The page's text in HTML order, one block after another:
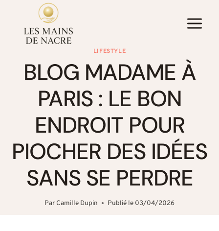
contenu
LIFESTYLE
BLOG MADAME À
PARIS : LE BON
ENDROIT POUR
PIOCHER DES IDÉES
SANS SE PERDRE
Par Camille Dupin Publié le 03/04/2026